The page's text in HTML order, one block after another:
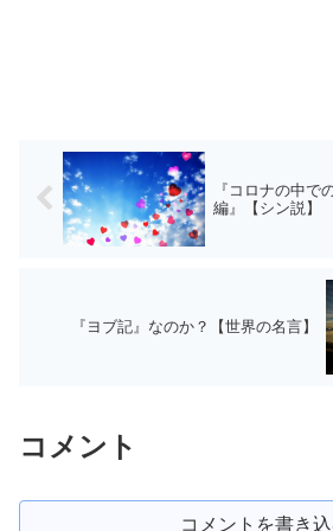
『コロナの中
編』【シン説】
『ヨブ記』なのか？【世界の名言】
コメント
コメントを書き